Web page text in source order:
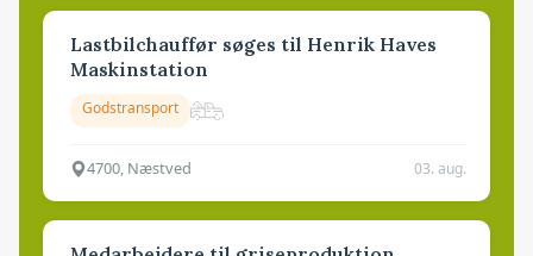
Lastbilchauffør søges til Henrik Haves
Maskinstation
Godstransport
4700, Næstved 03. aug.